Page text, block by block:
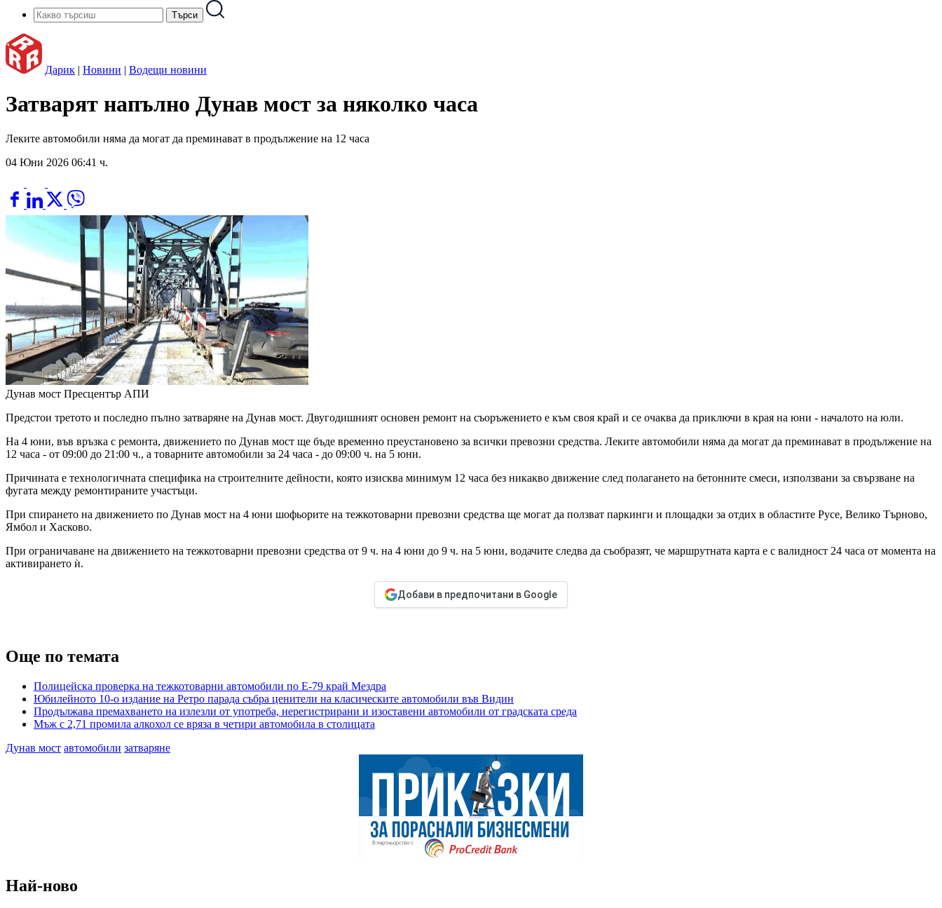
Дарик | Новини | Водещи новини
Затварят напълно Дунав мост за няколко часа
Леките автомобили няма да могат да преминават в продължение на 12 часа
04 Юни 2026 06:41 ч.
Дунав мост Пресцентър АПИ
Предстои третото и последно пълно затваряне на Дунав мост. Двугодишният основен ремонт на съоръжението е към своя край и се очаква да приключи в края на юни - началото на юли.
На 4 юни, във връзка с ремонта, движението по Дунав мост ще бъде временно преустановено за всички превозни средства. Леките автомобили няма да могат да преминават в продължение на
12 часа - от 09:00 до 21:00 ч., а товарните автомобили за 24 часа - до 09:00 ч. на 5 юни.
Причината е технологичната специфика на строителните дейности, която изисква минимум 12 часа без никакво движение след полагането на бетонните смеси, използвани за свързване на
фугата между ремонтираните участъци.
При спирането на движението по Дунав мост на 4 юни шофьорите на тежкотоварни превозни средства ще могат да ползват паркинги и площадки за отдих в областите Русе, Велико Търново,
Ямбол и Хасково.
При ограничаване на движението на тежкотоварни превозни средства от 9 ч. на 4 юни до 9 ч. на 5 юни, водачите следва да съобразят, че маршрутната карта е с валидност 24 часа от момента на
активирането ѝ.
Добави в предпочитани в Google
Още по темата
Полицейска проверка на тежкотоварни автомобили по Е-79 край Мездра
Юбилейното 10-о издание на Ретро парада събра ценители на класическите автомобили във Видин
Продължава премахването на излезли от употреба, нерегистрирани и изоставени автомобили от градската среда
Мъж с 2,71 промила алкохол се вряза в четири автомобила в столицата
Дунав мост автомобили затваряне
Най-ново